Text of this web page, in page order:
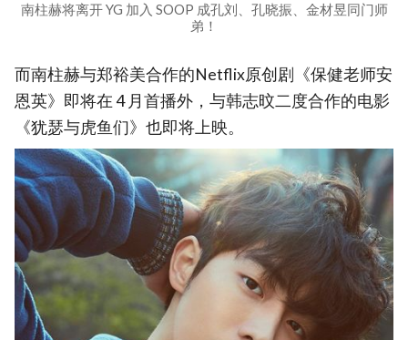
南柱赫将离开 YG 加入 SOOP 成孔刘、孔晓振、金材昱同门师
弟！
而南柱赫与郑裕美合作的Netflix原创剧《保健老师安
恩英》即将在 4 月首播外，与韩志旼二度合作的电影
《犹瑟与虎鱼们》也即将上映。